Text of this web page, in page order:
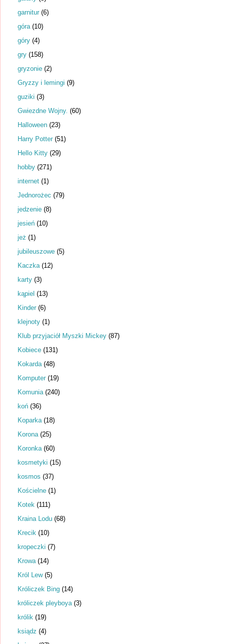
garnitur (6)
góra (10)
góry (4)
gry (158)
gryzonie (2)
Gryzzy i lemingi (9)
guziki (3)
Gwiezdne Wojny. (60)
Halloween (23)
Harry Potter (51)
Hello Kitty (29)
hobby (271)
internet (1)
Jednorożec (79)
jedzenie (8)
jesień (10)
jeż (1)
jubileuszowe (5)
Kaczka (12)
karty (3)
kąpiel (13)
Kinder (6)
klejnoty (1)
Klub przyjaciół Myszki Mickey (87)
Kobiece (131)
Kokarda (48)
Komputer (19)
Komunia (240)
koń (36)
Koparka (18)
Korona (25)
Koronka (60)
kosmetyki (15)
kosmos (37)
Kościelne (1)
Kotek (111)
Kraina Lodu (68)
Krecik (10)
kropeczki (7)
Krowa (14)
Król Lew (5)
Króliczek Bing (14)
króliczek pleyboya (3)
królik (19)
ksiądz (4)